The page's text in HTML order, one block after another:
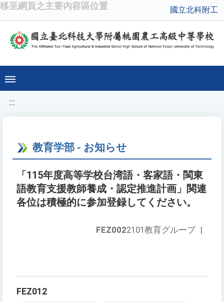
移至網頁之主要內容區位置 國立北科附工
:::
教育学部 - お知らせ
「115年度高等学校台湾語・客家語・閩東
語教育支援教師養成・認定推進計画」関連
各位は積極的に参加登録してください。
FEZ0022101教育グループ |
FEZ012